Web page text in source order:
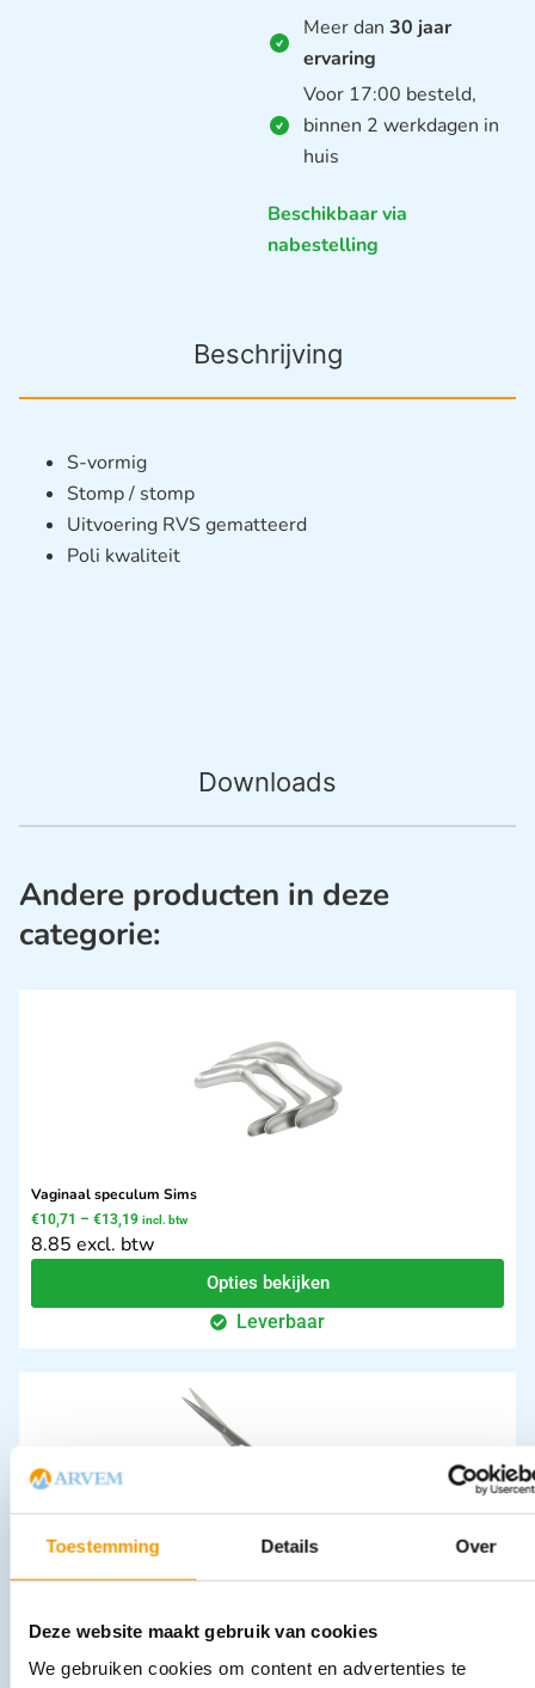
Toestemming Details Over
Deze website maakt gebruik van cookies
We gebruiken cookies om content en advertenties te
Meer dan 30 jaar
ervaring
Voor 17:00 besteld,
binnen 2 werkdagen in
huis
Beschikbaar via
nabestelling
Beschrijving
Downloads
S-vormig
Stomp / stomp
Uitvoering RVS gematteerd
Poli kwaliteit
Andere producten in deze
categorie:
Vaginaal speculum Sims
€10,71 – €13,19 incl. btw
8.85 excl. btw
Opties bekijken
Leverbaar
Prepareerschaar Metzenbaum recht afmeting 14 cm spits/spits
7.77 excl. btw
In winkelwagen